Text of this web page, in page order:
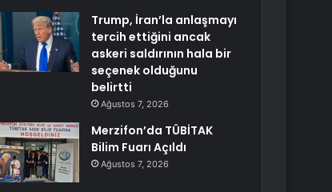
Trump, İran’la anlaşmayı
tercih ettiğini ancak
askeri saldırının hala bir
seçenek olduğunu
belirtti
Ağustos 7, 2026
Merzifon’da TÜBİTAK
Bilim Fuarı Açıldı
Ağustos 7, 2026